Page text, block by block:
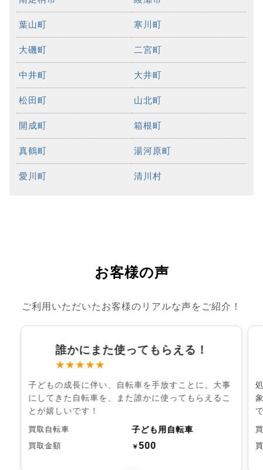
葉山町 寒川町
大磯町 二宮町
中井町 大井町
松田町 山北町
開成町 箱根町
真鶴町 湯河原町
愛川町 清川村
お客様の声
ご利用いただいたお客様のリアルな声をご紹介！
誰かにまた使ってもらえる！
★★★★★
子どもの成長に伴い、自転車を手放すことに。大事
にしてきた自転車を、また誰かに使ってもらえるこ
とが嬉しいです！
買取自転車 子ども用自転車
買取金額 ￥500